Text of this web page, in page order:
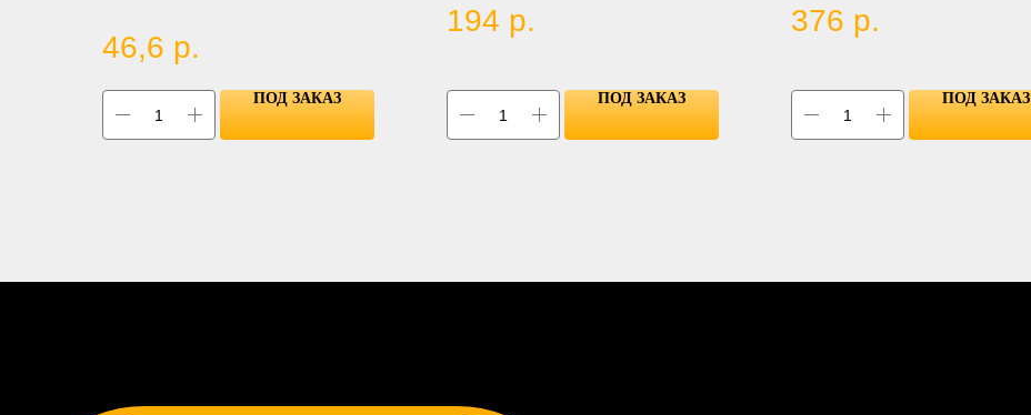
46,6 р.
ПОД ЗАКАЗ
194 р.
ПОД ЗАКАЗ
376 р.
ПОД ЗАКАЗ